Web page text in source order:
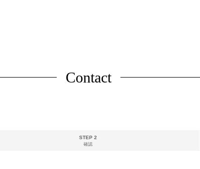
Contact
STEP 2
確認